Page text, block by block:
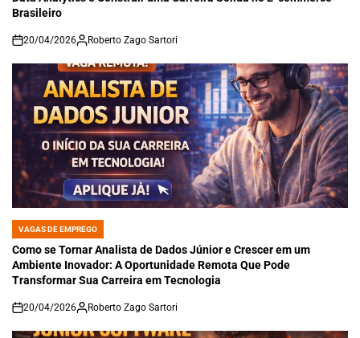
Brasileiro
on
20/04/2026 Roberto Zago Sartori
POSTED
IN
VAGAS DE EMPREGO
Como se Tornar Analista de Dados Júnior e Crescer em um
Ambiente Inovador: A Oportunidade Remota Que Pode
Transformar Sua Carreira em Tecnologia
on
20/04/2026 Roberto Zago Sartori